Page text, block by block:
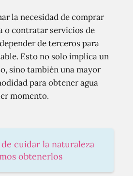
la necesidad de comprar
o contratar servicios de
de terceros para
Esto no solo implica un
sino también una mayor
para obtener agua
momento.
cuidar la naturaleza
obtenerlos